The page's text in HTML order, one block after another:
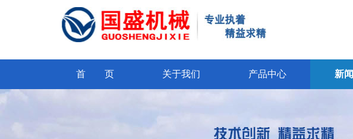
首 页 关于我们 产品中心 新